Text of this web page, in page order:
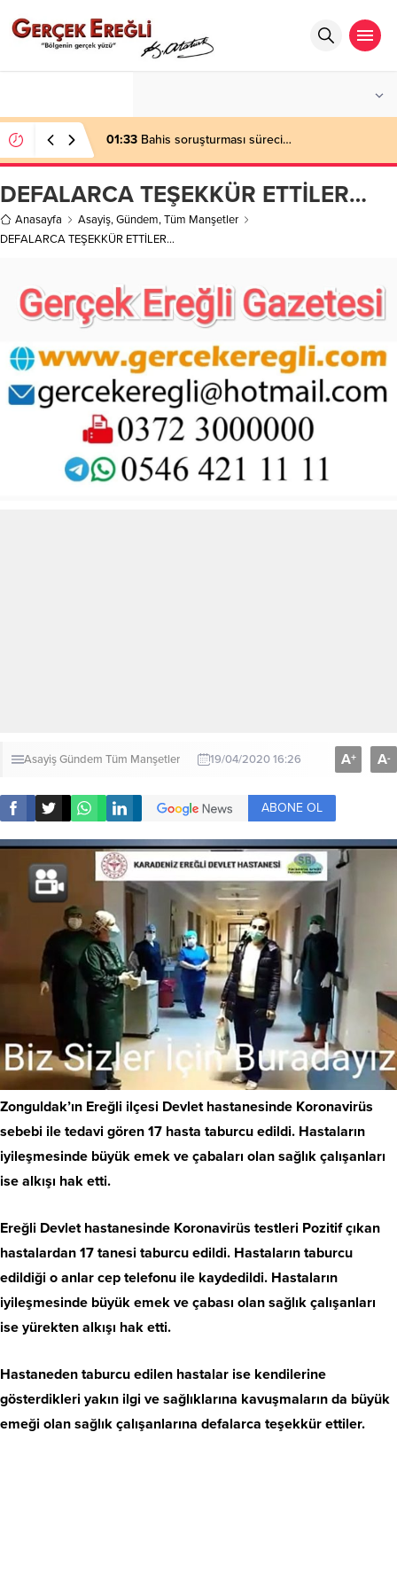
01:33 Bahis soruşturması süreci…
DEFALARCA TEŞEKKÜR ETTİLER…
Anasayfa Asayiş,Gündem,Tüm Manşetler
DEFALARCA TEŞEKKÜR ETTİLER…
AsayişGündem Tüm Manşetler 19/04/2020 16:26 A+ A-
ABONE OL
Zonguldak’ın Ereğli ilçesi Devlet hastanesinde Koronavirüs
sebebi ile tedavi gören 17 hasta taburcu edildi. Hastaların
iyileşmesinde büyük emek ve çabaları olan sağlık çalışanları
ise alkışı hak etti.
Ereğli Devlet hastanesinde Koronavirüs testleri Pozitif çıkan
hastalardan 17 tanesi taburcu edildi. Hastaların taburcu
edildiği o anlar cep telefonu ile kaydedildi. Hastaların
iyileşmesinde büyük emek ve çabası olan sağlık çalışanları
ise yürekten alkışı hak etti.
Hastaneden taburcu edilen hastalar ise kendilerine
gösterdikleri yakın ilgi ve sağlıklarına kavuşmaların da büyük
emeği olan sağlık çalışanlarına defalarca teşekkür ettiler.